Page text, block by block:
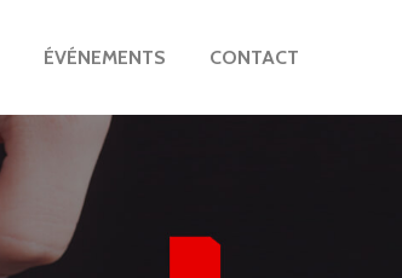
ÉVÉNEMENTS CONTACT